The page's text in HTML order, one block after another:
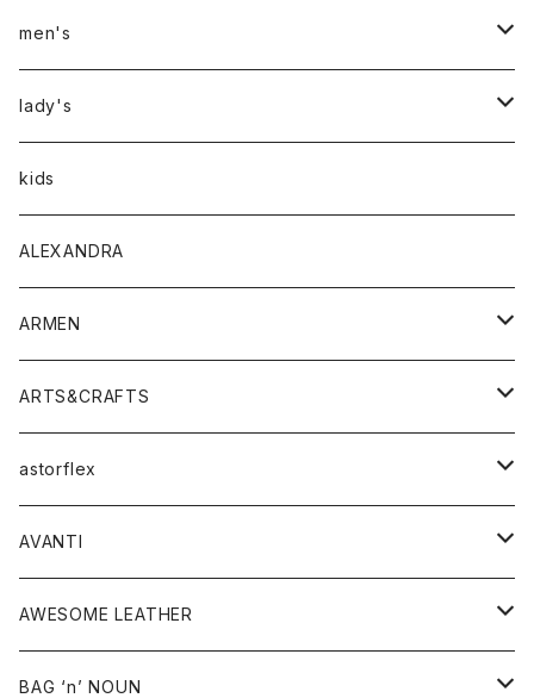
men's
アウター
トップス
Tシャツ
シャツ
ボトムス
lady's
アウター
トップス
Tシャツ・カットソー
シャツ・ブラウス
ボトムス
パンツ
スカート
ワンピース・オールインワン
バッグ
シューズ
アクセサリー
その他雑貨
kids
ALEXANDRA
ARMEN
アウター
コート
ジャケット
トップス
ベスト
シャツ
ワンピース
ボトム
スカート
グッズ
ARTS&CRAFTS
アクセサリー
ウォレット
バッグ
astorflex
グッズ
靴
AVANTI
シャツ
AWESOME LEATHER
アウター
BAG ‘n’ NOUN